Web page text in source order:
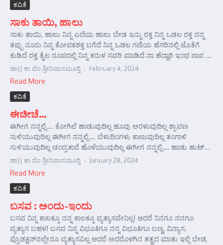
ಕವಿತೆ
ಸಾಕು ತಾಯಿ, ಹಾಲು
ಸಾಕು ತಾಯಿ, ಹಾಲು ನಿನ್ನ ಎದೆಯ ಹಾಲು ಬೇಡ ಇನ್ನು ರಕ್ತ ನಿನ್ನ ಒಡಲ ರಕ್ತ ನನ್ನ
ತಪ್ಪು ನೂರು ನಿನ್ನ ಕೋಪಕಶಕ್ತ ಬಗೆದೆ ನಿನ್ನ ಒಡಲ ಗಣಿಯ ಹೆಸರಿನಲ್ಲಿ ಜೊತೆಗೆ
ಕುಡಿದೆ ರಕ್ತ ತೈಲ ರೂಪದಲ್ಲಿ ನಿನ್ನ ಕರುಳ ಸವರಿ ಮಾಡಿದೆ ನಾ ಹೆದ್ದಾರಿ ಇಂಥ ಪಾಪ ...
ಡಾ|| ಕಾ ವೆಂ ಶ್ರೀನಿವಾಸಮೂರ್‍ತಿ February 4, 2024
Read More
ಕವಿತೆ
ಈಚೀಚೆ…
ಈಗೀಗ ನನ್ನಲ್ಲಿ…. ಕೋಗಿಲೆ ಹಾಡುವುದಿಲ್ಲ ಹೂವು ಅರಳುವುದಿಲ್ಲ ಶ್ರಾವಣ
ಸುಳಿಯುವುದಿಲ್ಲ ಈಗೀಗ ನನ್ನಲ್ಲಿ…. ಬೆಳುದಿಂಗಳು ಕಾಣುವುದಿಲ್ಲ ತಂಗಾಳಿ
ಸುಳಿಯುವುದಿಲ್ಲ ಚಂದ್ರತಾರೆ ಹೊಳೆಯುವುದಿಲ್ಲ ಈಗೀಗ ನನ್ನಲ್ಲಿ…. ಹಾಡು ಹುಟ್...
ಡಾ|| ಕಾ ವೆಂ ಶ್ರೀನಿವಾಸಮೂರ್‍ತಿ January 28, 2024
Read More
ಕವಿತೆ
ಬಸವ : ಅಂದು-ಇಂದು
ಬಸವ ನಿನ್ನ ಕಾಲಕ್ಕೂ ನನ್ನ ಕಾಲಕ್ಕೂ ವ್ಯತ್ಯಾಸವೇನಿಲ್ಲ! ಆದರೆ ನಿನಗೂ ನನಗೂ
ವ್ಯತ್ಯಾಸ ಬಹಳ! ಬಸವ ನಿನ್ನ ವಿಭೂತಿಗೂ ನನ್ನ ವಿಭೂತಿಗೂ ಬಣ್ಣ, ವಿನ್ಯಾಸ,
ಪ್ರೊಡಕ್ಷನ್‌ನಲ್ಲೇನೂ ವ್ಯತ್ಯಾಸವಿಲ್ಲ ಆದರೆ ಅದರೊಳಗಿನ ತತ್ವದ ಮಾತು ಇಲ್ಲಿ ಬೇಡ,